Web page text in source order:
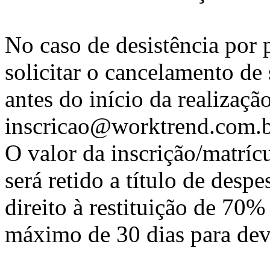
No caso de desistência por
solicitar o cancelamento
antes do início da
O valor da inscrição/
será retido a título de
direito à restituição de
máximo de 30 dias para